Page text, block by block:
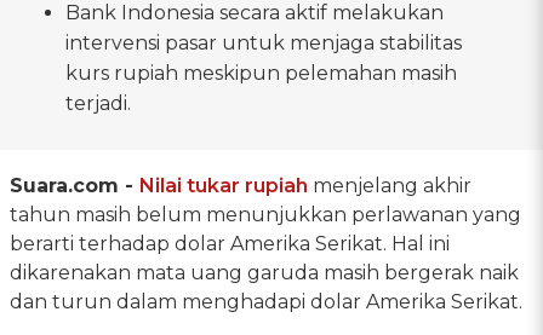
Bank Indonesia secara aktif melakukan
intervensi pasar untuk menjaga stabilitas
kurs rupiah meskipun pelemahan masih
terjadi.
Suara.com - Nilai tukar rupiah menjelang akhir
tahun masih belum menunjukkan perlawanan yang
berarti terhadap dolar Amerika Serikat. Hal ini
dikarenakan mata uang garuda masih bergerak naik
dan turun dalam menghadapi dolar Amerika Serikat.